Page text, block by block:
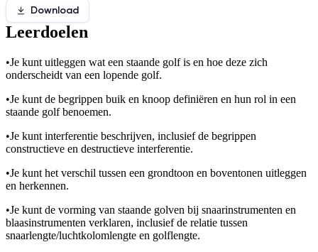
Download
Leerdoelen
•Je kunt uitleggen wat een staande golf is en hoe deze zich
onderscheidt van een lopende golf.
•Je kunt de begrippen buik en knoop definiëren en hun rol in een
staande golf benoemen.
•Je kunt interferentie beschrijven, inclusief de begrippen
constructieve en destructieve interferentie.
•Je kunt het verschil tussen een grondtoon en boventonen uitleggen
en herkennen.
•Je kunt de vorming van staande golven bij snaarinstrumenten en
blaasinstrumenten verklaren, inclusief de relatie tussen
snaarlengte/luchtkolomlengte en golflengte.